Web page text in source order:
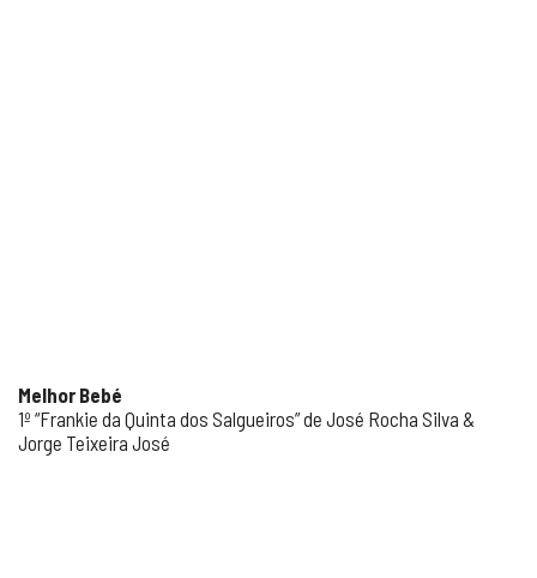
Melhor Bebé
1º “Frankie da Quinta dos Salgueiros” de José Rocha Silva &
Jorge Teixeira José